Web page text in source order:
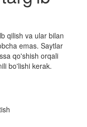
qilish va ular bilan
emas. Saytlar
qo'shish orqali
bo'lishi kerak.